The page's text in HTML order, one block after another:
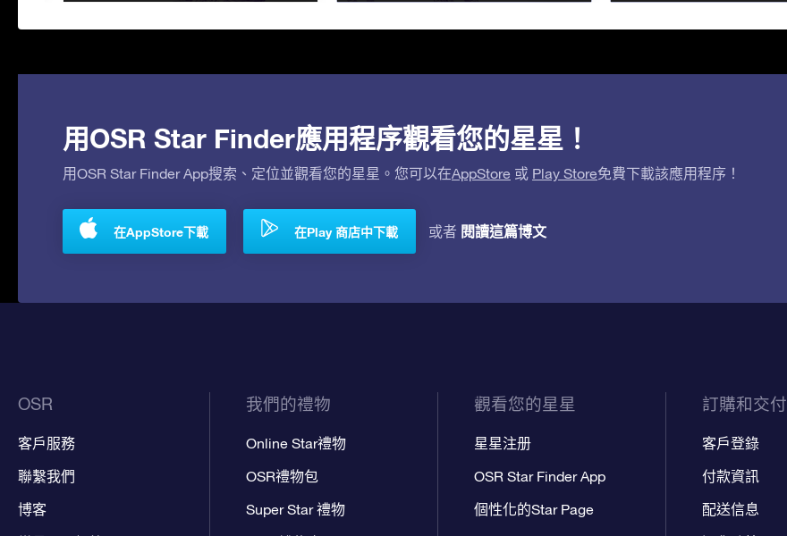
用OSR Star Finder應用程序觀看您的星星！
用OSR Star Finder App搜索、定位並觀看您的星星。您可以在AppStore 或 Play Store免費下載該應用程序！
在AppStore下載 在Play 商店中下載 或者 閱讀這篇博文
OSR
客戶服務
聯繫我們
博客
我們的禮物
Online Star禮物
OSR禮物包
Super Star 禮物
觀看您的星星
星星注册
OSR Star Finder App
個性化的Star Page
訂購和交付
客戶登錄
付款資訊
配送信息